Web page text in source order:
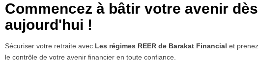
Commencez à bâtir votre avenir dès
aujourd'hui !
Sécuriser votre retraite avec Les régimes REER de Barakat Financial et prenez
le contrôle de votre avenir financier en toute confiance.